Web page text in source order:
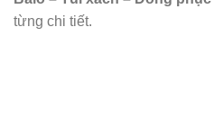
từng chi tiết.